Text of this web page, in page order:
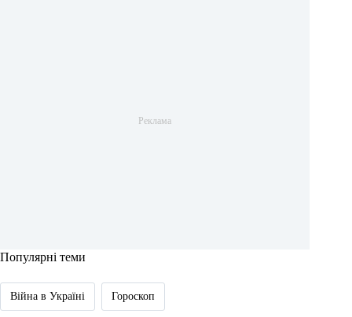
Популярні теми
Війна в Україні Гороскоп